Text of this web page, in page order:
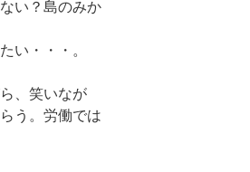
い？島のみか
い・・・。
、笑いなが
う。労働では